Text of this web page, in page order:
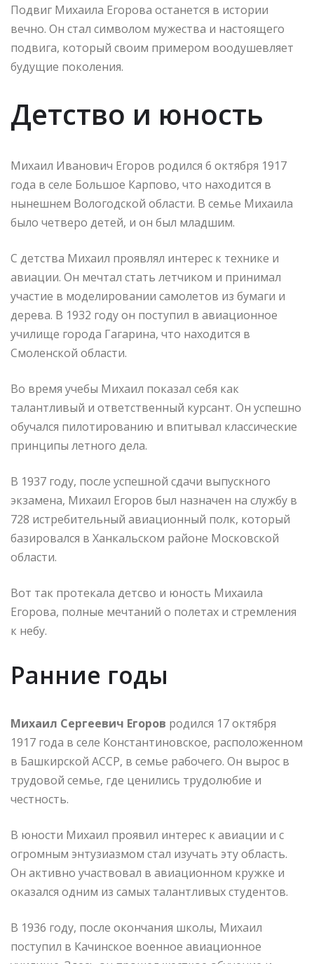
Подвиг Михаила Егорова останется в истории
вечно. Он стал символом мужества и настоящего
подвига, который своим примером воодушевляет
будущие поколения.
Детство и юность
Михаил Иванович Егоров родился 6 октября 1917
года в селе Большое Карпово, что находится в
нынешнем Вологодской области. В семье Михаила
было четверо детей, и он был младшим.
С детства Михаил проявлял интерес к технике и
авиации. Он мечтал стать летчиком и принимал
участие в моделировании самолетов из бумаги и
дерева. В 1932 году он поступил в авиационное
училище города Гагарина, что находится в
Смоленской области.
Во время учебы Михаил показал себя как
талантливый и ответственный курсант. Он успешно
обучался пилотированию и впитывал классические
принципы летного дела.
В 1937 году, после успешной сдачи выпускного
экзамена, Михаил Егоров был назначен на службу в
728 истребительный авиационный полк, который
базировался в Ханкальском районе Московской
области.
Вот так протекала детсво и юность Михаила
Егорова, полные мечтаний о полетах и стремления
к небу.
Ранние годы
Михаил Сергеевич Егоров родился 17 октября
1917 года в селе Константиновское, расположенном
в Башкирской АССР, в семье рабочего. Он вырос в
трудовой семье, где ценились трудолюбие и
честность.
В юности Михаил проявил интерес к авиации и с
огромным энтузиазмом стал изучать эту область.
Он активно участвовал в авиационном кружке и
оказался одним из самых талантливых студентов.
В 1936 году, после окончания школы, Михаил
поступил в Качинское военное авиационное